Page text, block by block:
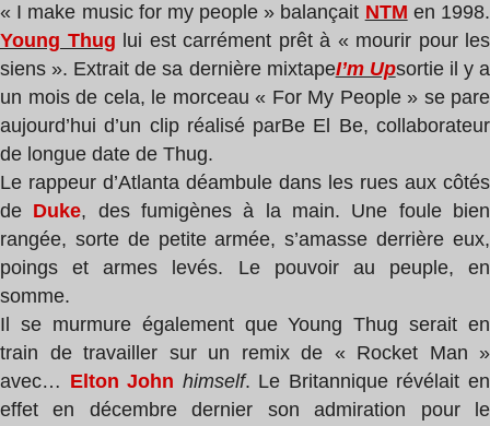
« I make music for my people » balançait NTM en 1998.
Young Thug lui est carrément prêt à « mourir pour les
siens ». Extrait de sa dernière mixtapeI’m Upsortie il y a
un mois de cela, le morceau « For My People » se pare
aujourd’hui d’un clip réalisé parBe El Be, collaborateur
de longue date de Thug.
Le rappeur d’Atlanta déambule dans les rues aux côtés
de Duke, des fumigènes à la main. Une foule bien
rangée, sorte de petite armée, s’amasse derrière eux,
poings et armes levés. Le pouvoir au peuple, en
somme.
Il se murmure également que Young Thug serait en
train de travailler sur un remix de « Rocket Man »
avec… Elton John himself. Le Britannique révélait en
effet en décembre dernier son admiration pour le